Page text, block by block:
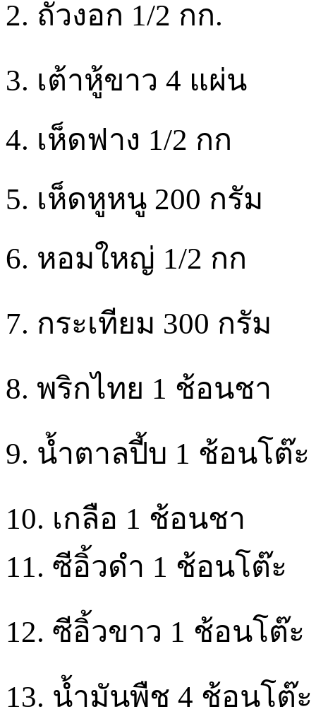
2. ถั่วงอก 1/2 กก.
3. เต้าหู้ขาว 4 แผ่น
4. เห็ดฟาง 1/2 กก
5. เห็ดหูหนู 200 กรัม
6. หอมใหญ่ 1/2 กก
7. กระเทียม 300 กรัม
8. พริกไทย 1 ช้อนชา
9. น้ำตาลปี้บ 1 ช้อนโต๊ะ
10. เกลือ 1 ช้อนชา
11. ซีอิ้วดำ 1 ช้อนโต๊ะ
12. ซีอิ้วขาว 1 ช้อนโต๊ะ
13. น้ำมันพืช 4 ช้อนโต๊ะ